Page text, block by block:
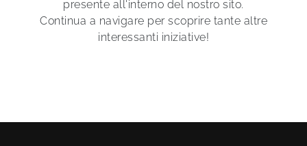
presente all'interno del nostro sito.
Continua a navigare per scoprire tante altre
interessanti iniziative!